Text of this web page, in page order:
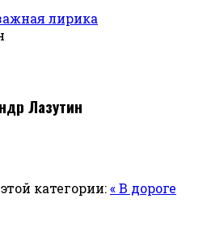
лирика
Лазутин
категории:« В дороге